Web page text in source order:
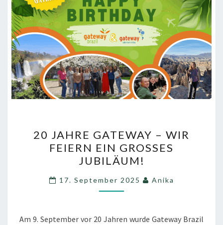
JAHRE
GATEWAY
–
WIR
FEIERN
GROSSES J
20 JAHRE GATEWAY – WIR
FEIERN EIN GROSSES J
UBILÄUM!
17. September 2025 Anika
Am 9. September vor 20 Jahren wurde Gateway Brazil